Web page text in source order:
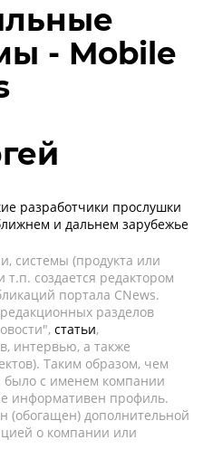
- Mobile
разработчики прослушки
и дальнем зарубежье
системы (продукта или
т.п. создается редактором
портала CNews.
разделов
статьи,
интервью, а также
Таким образом, чем
было с именем компании
информативен профиль.
(обогащен) дополнительной
о компании или